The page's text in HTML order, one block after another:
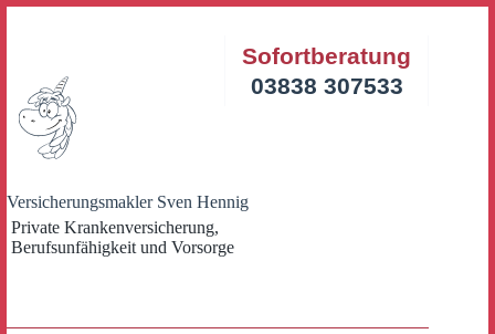
Versicherungsmakler Sven Hennig
Private Krankenversicherung,
Berufsunfähigkeit und Vorsorge
Sofortberatung
03838 307533